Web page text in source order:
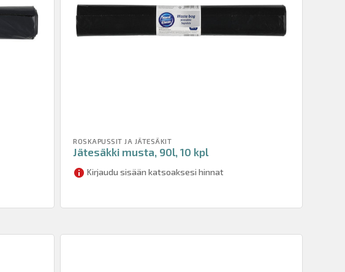
ROSKAPUSSIT JA JÄTESÄKIT
Jätesäkki musta, 90l, 10 kpl
Kirjaudu sisään katsoaksesi hinnat